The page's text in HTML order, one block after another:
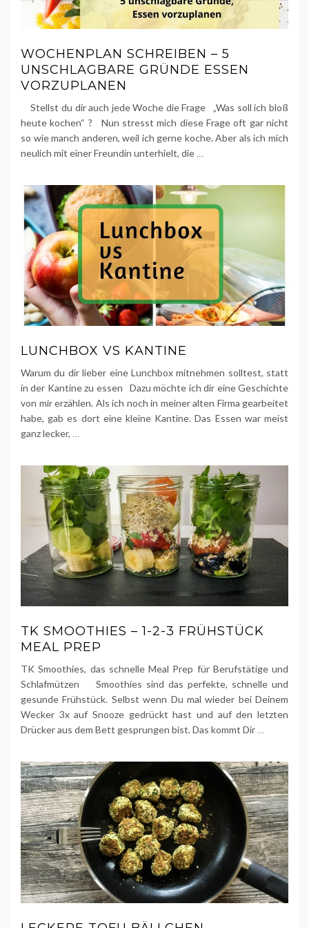
WOCHENPLAN SCHREIBEN – 5
UNSCHLAGBARE GRÜNDE ESSEN
VORZUPLANEN
Stellst du dir auch jede Woche die Frage „Was soll ich bloß
heute kochen“ ? Nun stresst mich diese Frage oft gar nicht
so wie manch anderen, weil ich gerne koche. Aber als ich mich
neulich mit einer Freundin unterhielt, die …
LUNCHBOX VS KANTINE
Warum du dir lieber eine Lunchbox mitnehmen solltest, statt
in der Kantine zu essen Dazu möchte ich dir eine Geschichte
von mir erzählen. Als ich noch in meiner alten Firma gearbeitet
habe, gab es dort eine kleine Kantine. Das Essen war meist
ganz lecker, …
TK SMOOTHIES – 1-2-3 FRÜHSTÜCK
MEAL PREP
TK Smoothies, das schnelle Meal Prep für Berufstätige und
Schlafmützen Smoothies sind das perfekte, schnelle und
gesunde Frühstück. Selbst wenn Du mal wieder bei Deinem
Wecker 3x auf Snooze gedrückt hast und auf den letzten
Drücker aus dem Bett gesprungen bist. Das kommt Dir …